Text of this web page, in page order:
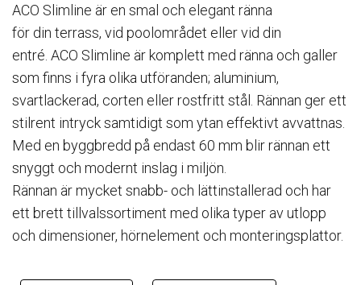
ACO Slimline är en smal och elegant ränna
för din terrass, vid poolområdet eller vid din
entré. ACO Slimline är komplett med ränna och galler
som finns i fyra olika utföranden; aluminium,
svartlackerad, corten eller rostfritt stål. Rännan ger ett
stilrent intryck samtidigt som ytan effektivt avvattnas.
Med en byggbredd på endast 60 mm blir rännan ett
snyggt och modernt inslag i miljön.
Rännan är mycket snabb- och lättinstallerad och har
ett brett tillvalssortiment med olika typer av utlopp
och dimensioner, hörnelement och monteringsplattor.